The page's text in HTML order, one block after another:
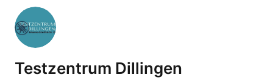
Testzentrum Dillingen